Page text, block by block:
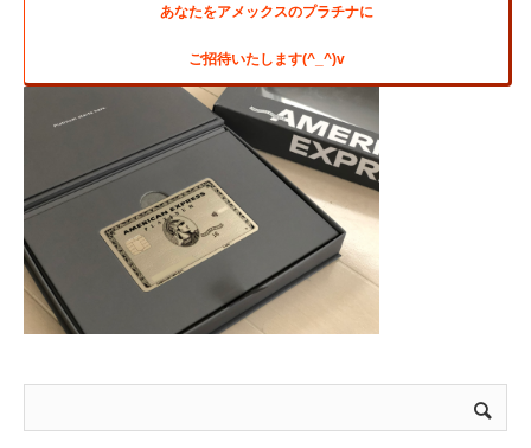
あなたをアメックスのプラチナに
ご招待いたします(^_^)v